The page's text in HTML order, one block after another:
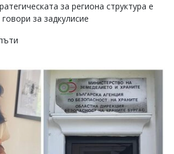
за региона структура е
за задкулисие